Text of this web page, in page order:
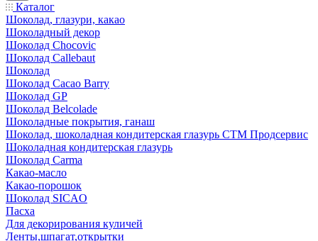
Каталог
Шоколад, глазури, какао
Шоколадный декор
Шоколад Chocovic
Шоколад Callebaut
Шоколад
Шоколад Cacao Barry
Шоколад GP
Шоколад Belcolade
Шоколадные покрытия, ганаш
Шоколад, шоколадная кондитерская глазурь СТМ Продсервис
Шоколадная кондитерская глазурь
Шоколад Carma
Какао-масло
Какао-порошок
Шоколад SICAO
Пасха
Для декорирования куличей
Ленты,шпагат,открытки